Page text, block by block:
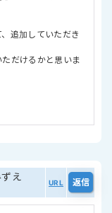
追加していただき
だけるかと思いま
え URL